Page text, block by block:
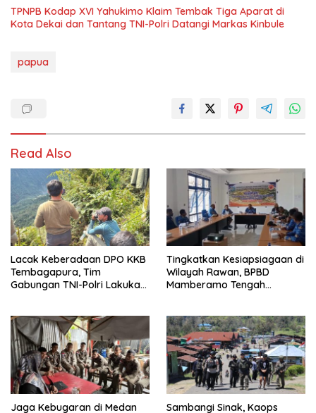
TPNPB Kodap XVI Yahukimo Klaim Tembak Tiga Aparat di
Kota Dekai dan Tantang TNI-Polri Datangi Markas Kinbule
papua
Read Also
Lacak Keberadaan DPO KKB
Tembagapura, Tim
Gabungan TNI-Polri Lakukan
Tingkatkan Kesiapsiagaan di
Wilayah Rawan, BPBD
Mamberamo Tengah
Jaga Kebugaran di Medan
Sambangi Sinak, Kaops